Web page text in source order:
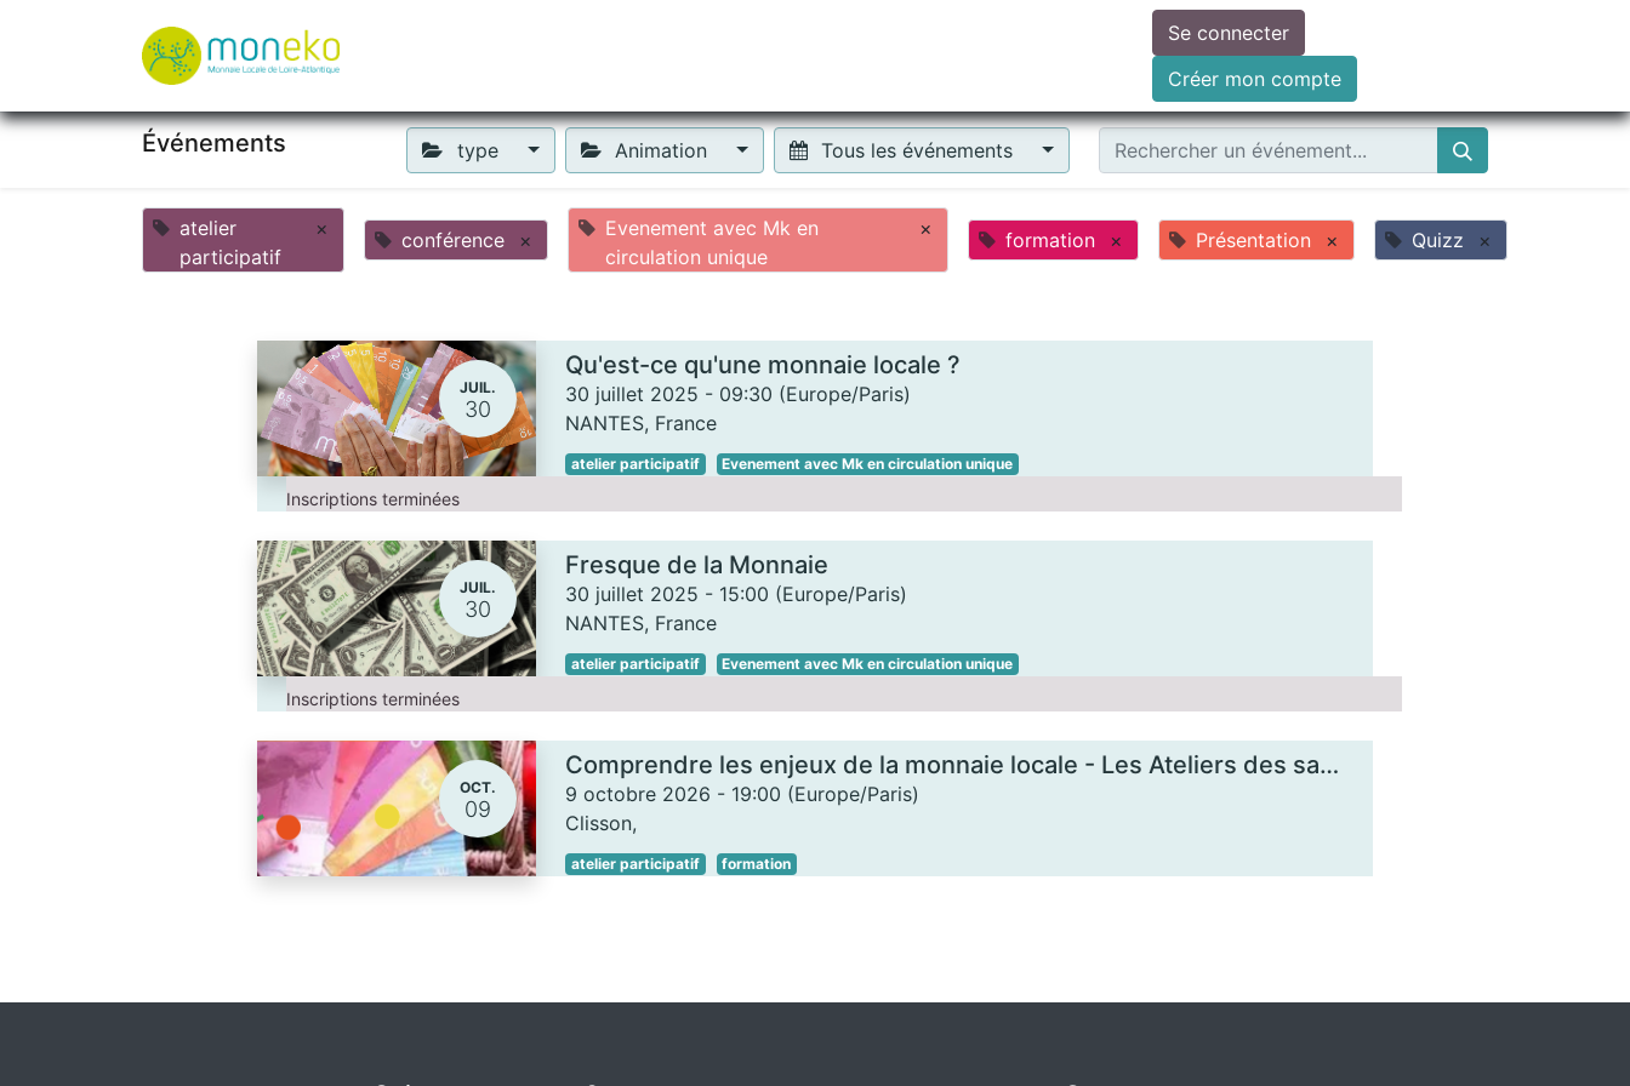
Faire un don
Se connecter
Créer mon compte
Événements type Animation Tous les événements
atelier
participatif
× conférence ×
Evenement avec Mk en
circulation unique
× formation × Présentation × Quizz ×
JUIL.
30
Qu'est-ce qu'une monnaie locale ?
30 juillet 2025 - 09:30 (Europe/Paris)
NANTES, France
atelier participatif Evenement avec Mk en circulation unique
Inscriptions terminées
JUIL.
30
Fresque de la Monnaie
30 juillet 2025 - 15:00 (Europe/Paris)
NANTES, France
atelier participatif Evenement avec Mk en circulation unique
Inscriptions terminées
OCT.
09
Comprendre les enjeux de la monnaie locale - Les Ateliers des savoirs
9 octobre 2026 - 19:00 (Europe/Paris)
Clisson,
atelier participatif formation